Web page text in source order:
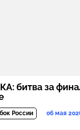
битва за
России 06 мая